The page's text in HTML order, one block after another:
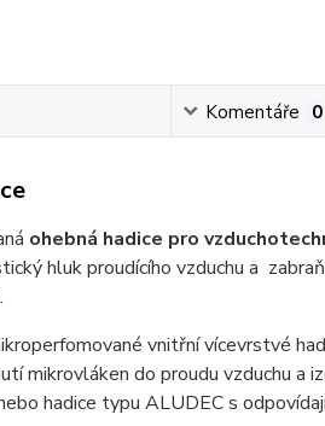
Komentáře 0
ohebná hadice pro
hluk proudícího vzduchu a
vnitřní vícevrstvé
mikrovláken do proudu vzduchu
hadice typu ALUDEC s